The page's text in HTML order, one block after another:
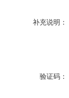
补充说明：
验证码：